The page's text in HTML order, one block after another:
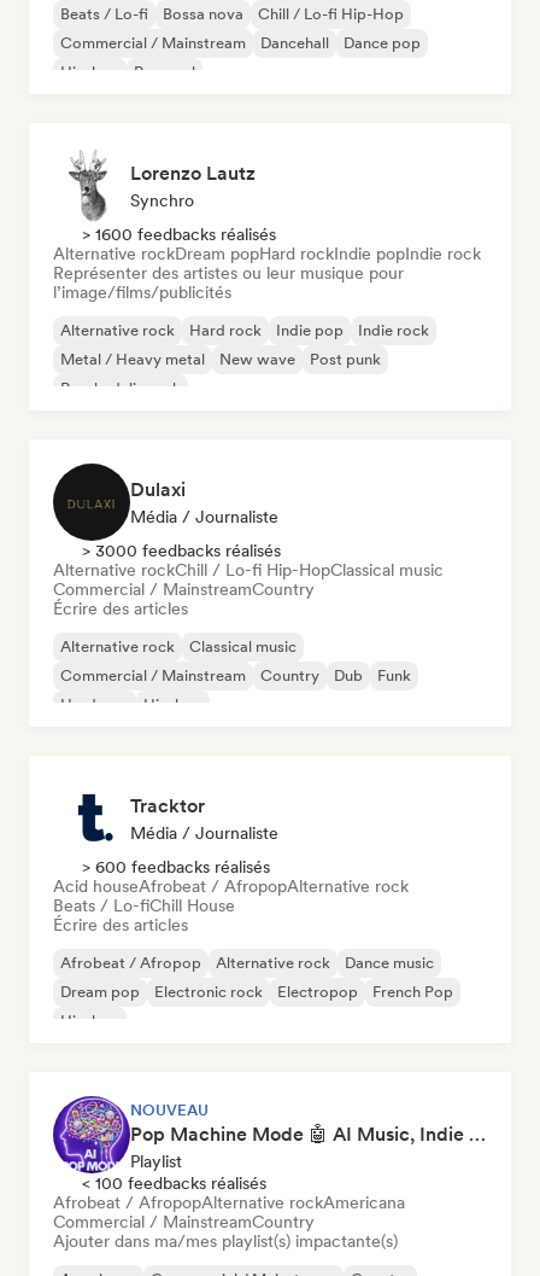
Beats / Lo-fi Bossa nova
Chill / Lo-fi Hip-Hop
Commercial / Mainstream
Dancehall
Dance pop
Hip-hop
Pop soul
Lorenzo Lautz
Synchro
> 1600 feedbacks réalisés
Alternative rockDream popHard rockIndie popIndie rock
Représenter des artistes ou leur musique pour
l’image/films/publicités
Alternative rock Hard rock Indie pop
Indie rock
Metal / Heavy metal
New wave
Post punk
Psychedelic rock
Dulaxi
Média / Journaliste
> 3000 feedbacks réalisés
Alternative rockChill / Lo-fi Hip-HopClassical music
Commercial / MainstreamCountry
Écrire des articles
Alternative rock
Classical music
Commercial / Mainstream
Country Dub
Funk
Hardcore
Hip-hop
Tracktor
Média / Journaliste
> 600 feedbacks réalisés
Acid houseAfrobeat / AfropopAlternative rock
Beats / Lo-fiChill House
Écrire des articles
Afrobeat / Afropop Alternative rock
Dance music
Dream pop
Electronic rock Electropop
French Pop
Hip-hop
NOUVEAU
Pop Machine Mode 🤖 AI Music, Indie Pop & Dream Pop
Playlist
< 100 feedbacks réalisés
Afrobeat / AfropopAlternative rockAmericana
Commercial / MainstreamCountry
Ajouter dans ma/mes playlist(s) impactante(s)